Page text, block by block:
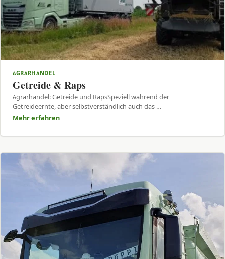
AGRARHANDEL
Getreide & Raps
Agrarhandel: Getreide und RapsSpeziell während der
Getreideernte, aber selbstverständlich auch das …
Mehr erfahren